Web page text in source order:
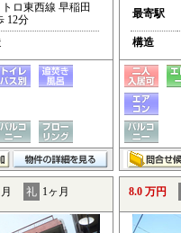
ロ東西線 早稲田
12分
最寄駅
構造
礼 1ヶ月 8.0 万円